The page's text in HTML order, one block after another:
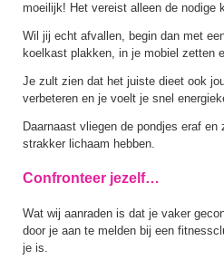
moeilijk! Het vereist alleen de nodige
Wil jij echt afvallen, begin dan met
koelkast plakken, in je mobiel zetten
Je zult zien dat het juiste dieet ook
verbeteren en je voelt je snel
Daarnaast vliegen de pondjes eraf
strakker lichaam hebben.
Confronteer jezelf…
Wat wij aanraden is dat je vaker
door je aan te melden bij een
je is.